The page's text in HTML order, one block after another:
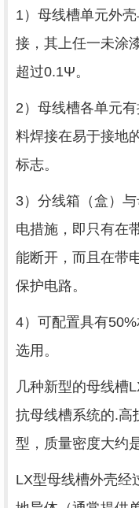
1）母线槽单元外
接，其上任一未涂
超过0.1Ψ。
2）母线槽各单元
料焊接在易于接地
标志。
3）分线箱（盒）
电措施，即只有在
能断开，而且在带
保护电路。
4）可配置具有
选用。
几种新型的母线槽
抗母线槽系统的.高
型，质量密度大约
LX型母线槽外壳经